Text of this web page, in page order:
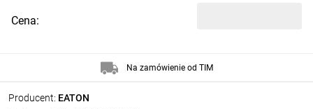
Producent: EATON
Cena:
Na zamówienie od TIM